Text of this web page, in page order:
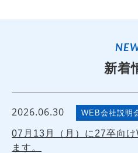
新着
2026.06.30 WEB会社説明
07月13月（月）に27卒向
ます。